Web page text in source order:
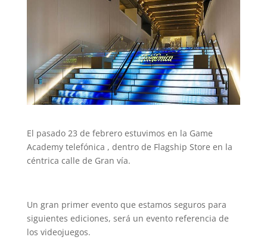
El pasado 23 de febrero estuvimos en la Game
Academy telefónica , dentro de Flagship Store en la
céntrica calle de Gran vía.
Un gran primer evento que estamos seguros para
siguientes ediciones, será un evento referencia de
los videojuegos.